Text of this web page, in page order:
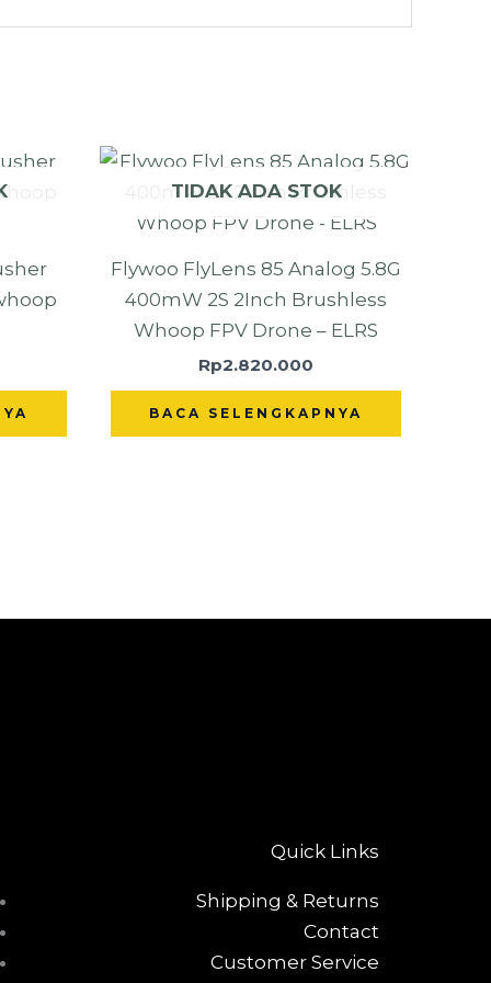
TIDAK ADA STOK
Flywoo FlyLens 85 Analog 5.8G
400mW 2S 2Inch Brushless
Whoop FPV Drone – ELRS
Rp2.820.000
BACA SELENGKAPNYA
Quick Links
Shipping & Returns
Contact
Customer Service